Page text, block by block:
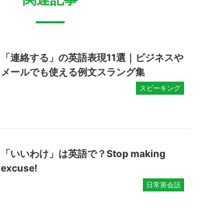
「連絡する」の英語表現11選｜ビジネスや
メールでも使える例文スラング集
スピーキング
「いいわけ」は英語で？Stop making
excuse!
日常英会話